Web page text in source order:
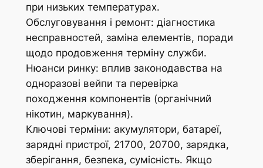
при низьких температурах.
Обслуговування і ремонт: діагностика
несправностей, заміна елементів, поради
щодо продовження терміну служби.
Нюанси ринку: вплив законодавства на
одноразові вейпи та перевірка
походження компонентів (органічний
нікотин, маркування).
Ключові терміни: акумулятори, батареї,
зарядні пристрої, 21700, 20700, зарядка,
зберігання, безпека, сумісність. Якщо